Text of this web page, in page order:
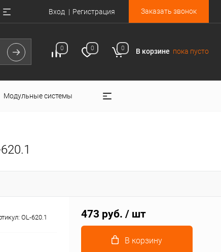
Вход Регистрация Заказать звонок
0 0 0 В корзине пока пусто
Модульные системы
OL-620.1 473 руб. / шт
В корзину